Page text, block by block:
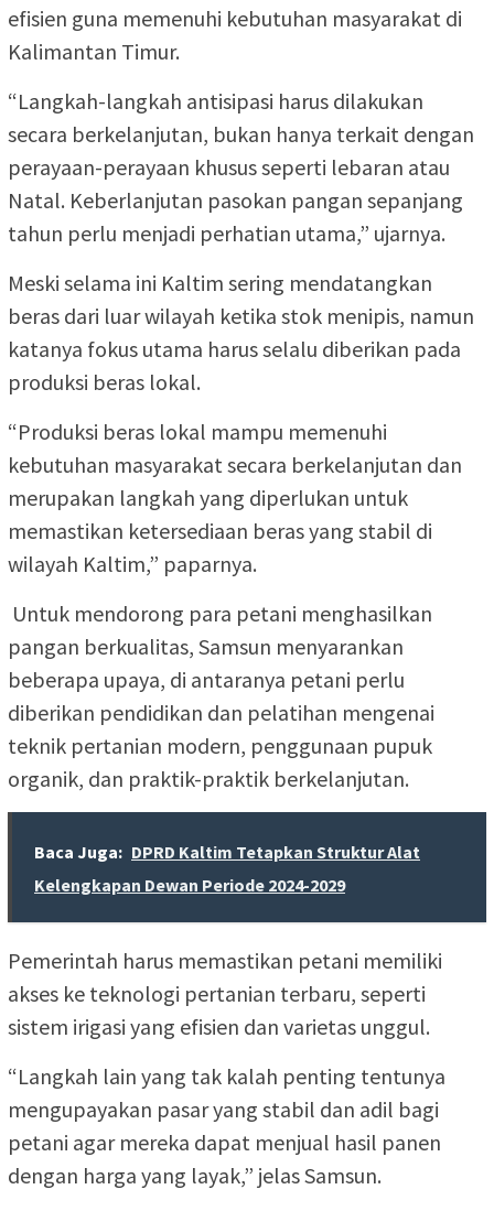
efisien guna memenuhi kebutuhan masyarakat di
Kalimantan Timur.
“Langkah-langkah antisipasi harus dilakukan
secara berkelanjutan, bukan hanya terkait dengan
perayaan-perayaan khusus seperti lebaran atau
Natal. Keberlanjutan pasokan pangan sepanjang
tahun perlu menjadi perhatian utama,” ujarnya.
Meski selama ini Kaltim sering mendatangkan
beras dari luar wilayah ketika stok menipis, namun
katanya fokus utama harus selalu diberikan pada
produksi beras lokal.
“Produksi beras lokal mampu memenuhi
kebutuhan masyarakat secara berkelanjutan dan
merupakan langkah yang diperlukan untuk
memastikan ketersediaan beras yang stabil di
wilayah Kaltim,” paparnya.
Untuk mendorong para petani menghasilkan
pangan berkualitas, Samsun menyarankan
beberapa upaya, di antaranya petani perlu
diberikan pendidikan dan pelatihan mengenai
teknik pertanian modern, penggunaan pupuk
organik, dan praktik-praktik berkelanjutan.
Baca Juga: DPRD Kaltim Tetapkan Struktur Alat
Kelengkapan Dewan Periode 2024-2029
Pemerintah harus memastikan petani memiliki
akses ke teknologi pertanian terbaru, seperti
sistem irigasi yang efisien dan varietas unggul.
“Langkah lain yang tak kalah penting tentunya
mengupayakan pasar yang stabil dan adil bagi
petani agar mereka dapat menjual hasil panen
dengan harga yang layak,” jelas Samsun.